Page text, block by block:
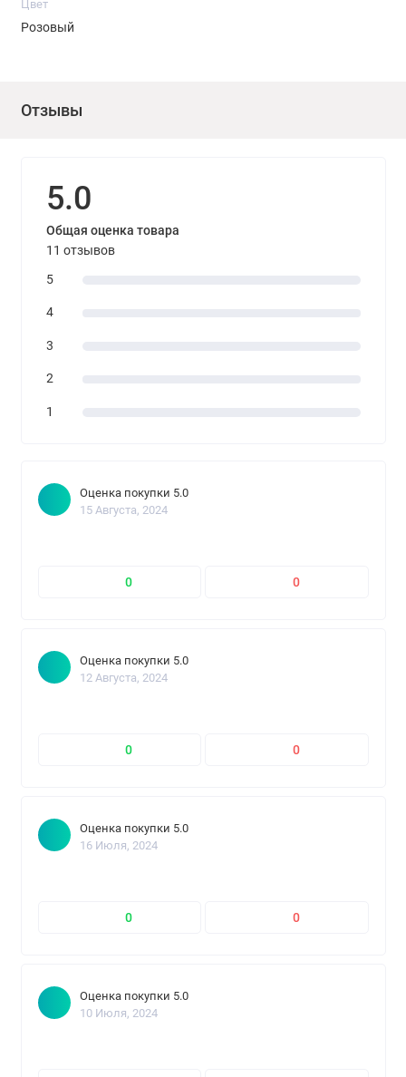
Цвет
Розовый
Отзывы
5.0
Общая оценка товара
11 отзывов
5
4
3
2
1
Оценка покупки 5.0
15 Августа, 2024
0 0
Оценка покупки 5.0
12 Августа, 2024
0 0
Оценка покупки 5.0
16 Июля, 2024
0 0
Оценка покупки 5.0
10 Июля, 2024